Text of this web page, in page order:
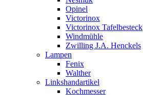
Opinel
Victorinox
Victorinox Tafelbesteck
Windmühle
Zwilling J.A. Henckels
Lampen
Fenix
Walther
Linkshandartikel
Kochmesser